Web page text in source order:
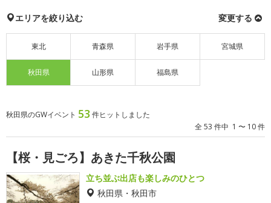
エリアを絞り込む 変更する
東北 青森県 岩手県 宮城県
秋田県 山形県 福島県
秋田県のGWイベント 53 件ヒットしました
全 53 件中 1 〜 10 件
【桜・見ごろ】あきた千秋公園
立ち並ぶ出店も楽しみのひとつ
秋田県・秋田市